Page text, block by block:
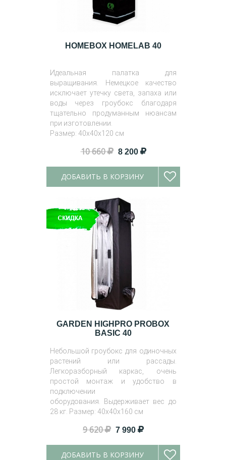
HOMEBOX HOMELAB 40
Идеальная палатка для
выращивания. Немецкое качество
исключает утечку света, запаха или
воды через гроубокс благодаря
тщательно продуманным нюансам
при изготовлении.
Размер: 40х40х120 см
10 660 8 200
ДОБАВИТЬ В КОРЗИНУ
GARDEN HIGHPRO PROBOX
BASIC 40
Небольшой гроубокс для одиночных
растений или рассады.
Легкоразборный каркас, очень
простой монтаж и удобство в
подключении
оборудования. Выдерживает вес до
28 кг. Размер: 40х40х160 см
9 620 7 990
ДОБАВИТЬ В КОРЗИНУ